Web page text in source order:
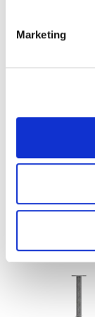
Marketing